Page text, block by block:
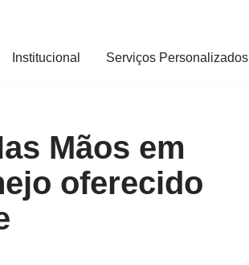
Institucional Serviços Personalizados
Mãos em
oferecido